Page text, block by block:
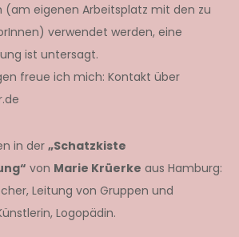
(am eigenen Arbeitsplatz mit den zu
verwendet werden, eine
ist untersagt.
freue ich mich: Kontakt über
in der „Schatzkiste
von Marie Krüerke aus Hamburg:
Leitung von Gruppen und
Logopädin.